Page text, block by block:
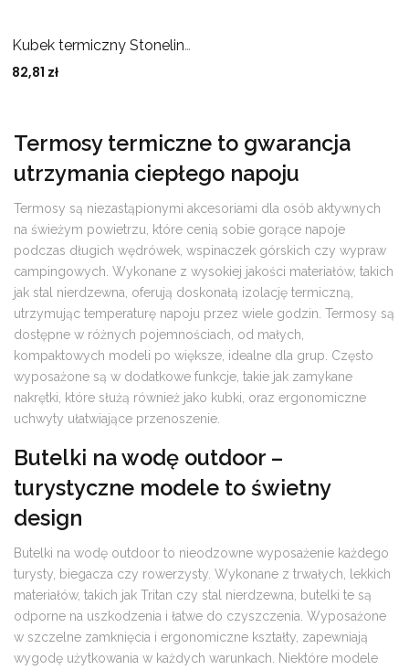
Kubek termiczny Stoneline | Awave Coffee-to-go cup | 21956 | Capacity 0.4 L | Material Silicone/rPET | Rose
82,81 zł
Termosy termiczne to gwarancja
utrzymania ciepłego napoju
Termosy są niezastąpionymi akcesoriami dla osób aktywnych
na świeżym powietrzu, które cenią sobie gorące napoje
podczas długich wędrówek, wspinaczek górskich czy wypraw
campingowych. Wykonane z wysokiej jakości materiałów, takich
jak stal nierdzewna, oferują doskonałą izolację termiczną,
utrzymując temperaturę napoju przez wiele godzin. Termosy są
dostępne w różnych pojemnościach, od małych,
kompaktowych modeli po większe, idealne dla grup. Często
wyposażone są w dodatkowe funkcje, takie jak zamykane
nakrętki, które służą również jako kubki, oraz ergonomiczne
uchwyty ułatwiające przenoszenie.
Butelki na wodę outdoor –
turystyczne modele to świetny
design
Butelki na wodę outdoor to nieodzowne wyposażenie każdego
turysty, biegacza czy rowerzysty. Wykonane z trwałych, lekkich
materiałów, takich jak Tritan czy stal nierdzewna, butelki te są
odporne na uszkodzenia i łatwe do czyszczenia. Wyposażone
w szczelne zamknięcia i ergonomiczne kształty, zapewniają
wygodę użytkowania w każdych warunkach. Niektóre modele